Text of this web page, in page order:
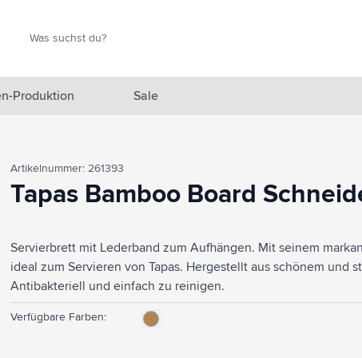
anzeigen
anzeigen
& Reisen anzeigen
& Wohnen anzeigen
anzeigen
Produktion Sale
Artikelnummer: 261393
Tapas Bamboo Board
Servierbrett mit Lederband zum Aufhängen. Mit seinem
ideal zum Servieren von Tapas. Hergestellt aus schönem und
Antibakteriell und einfach zu reinigen.
Verfügbare Farben: